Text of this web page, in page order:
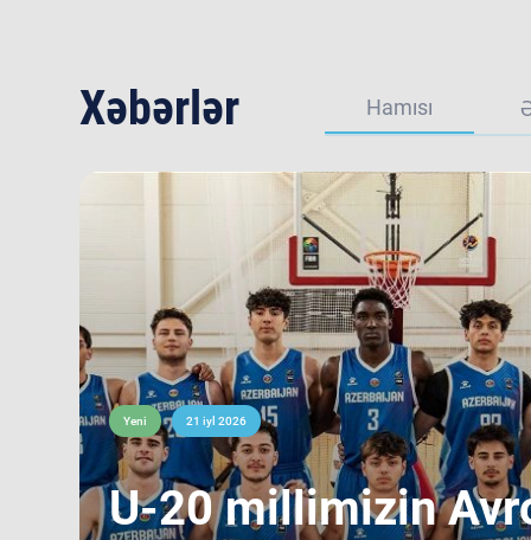
Xəbərlər Hamısı
Yeni 21 iyl 2026
​U-20 millimizin